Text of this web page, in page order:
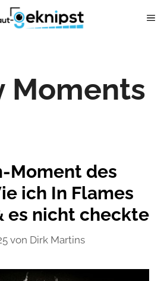
Moments
Moment des
ich In Flames
es nicht checkte
von Dirk Martins